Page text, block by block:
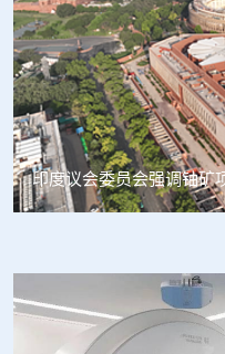
中核辐智正式设立 中国